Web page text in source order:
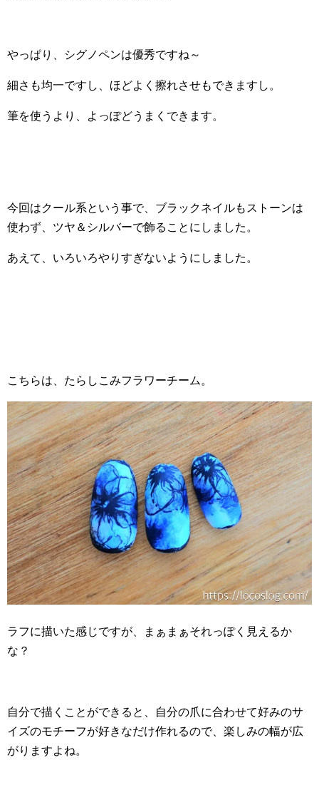
やっぱり、シグノペンは優秀ですね～
細さも均一ですし、ほどよく擦れさせもできますし。
筆を使うより、よっぽどうまくできます。
今回はクール系という事で、ブラックネイルもストーンは
使わず、ツヤ＆シルバーで飾ることにしました。
あえて、いろいろやりすぎないようにしました。
こちらは、たらしこみフラワーチーム。
ラフに描いた感じですが、まぁまぁそれっぽく見えるか
な？
自分で描くことができると、自分の爪に合わせて好みのサ
イズのモチーフが好きなだけ作れるので、楽しみの幅が広
がりますよね。